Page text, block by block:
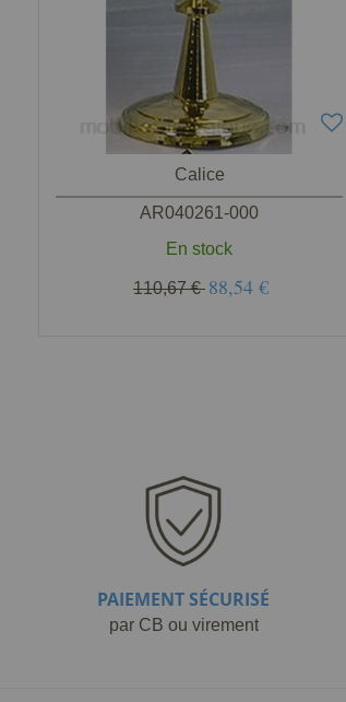
Calice
AR040261-000
En stock
110,67 € 88,54 €
PAIEMENT SÉCURISÉ
par CB ou virement